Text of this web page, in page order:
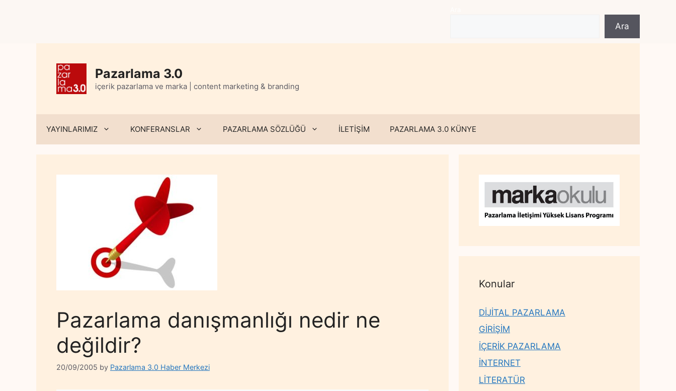
Ara
Pazarlama 3.0
içerik pazarlama ve marka | content marketing & branding
YAYINLARIMIZ KONFERANSLAR PAZARLAMA SÖZLÜĞÜ İLETİŞİM PAZARLAMA 3.0 KÜNYE
Pazarlama danışmanlığı nedir ne
değildir?
20/09/2005 by Pazarlama 3.0 Haber Merkezi
Konular
DİJİTAL PAZARLAMA
GİRİŞİM
İÇERİK PAZARLAMA
İNTERNET
LİTERATÜR